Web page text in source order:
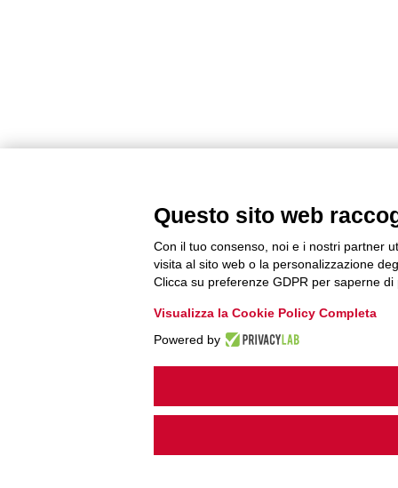
Questo sito web
Con il tuo consenso, noi e i nostri partner
visita al sito web o la personalizzazione
Clicca su preferenze GDPR per saperne di
Visualizza la Cookie Policy Completa
Powered by